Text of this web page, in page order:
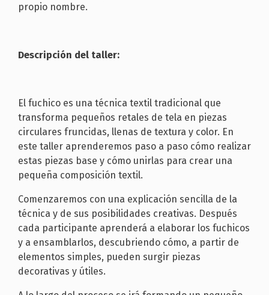
propio nombre.
Descripción del taller:
El fuchico es una técnica textil tradicional que
transforma pequeños retales de tela en piezas
circulares fruncidas, llenas de textura y color. En
este taller aprenderemos paso a paso cómo realizar
estas piezas base y cómo unirlas para crear una
pequeña composición textil.
Comenzaremos con una explicación sencilla de la
técnica y de sus posibilidades creativas. Después
cada participante aprenderá a elaborar los fuchicos
y a ensamblarlos, descubriendo cómo, a partir de
elementos simples, pueden surgir piezas
decorativas y útiles.